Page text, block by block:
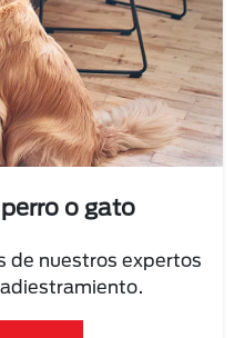
Next
o gato
de nuestros expertos